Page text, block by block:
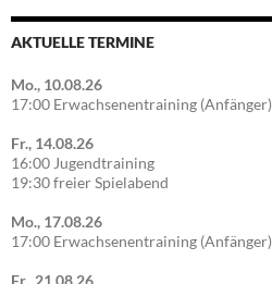
AKTUELLE TERMINE
Mo., 10.08.26
17:00 Erwachsenentraining (Anfänger)
Fr., 14.08.26
16:00 Jugendtraining
19:30 freier Spielabend
Mo., 17.08.26
17:00 Erwachsenentraining (Anfänger)